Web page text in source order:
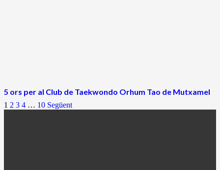
5 ors per al Club de Taekwondo Orhum Tao de Mutxamel
1 2 3 4 … 10 Següent